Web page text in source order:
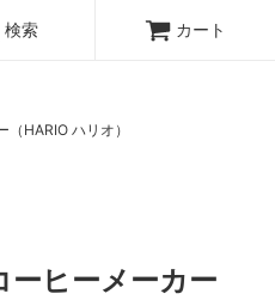
検索 カート
（HARIO ハリオ）
ーヒーメーカー